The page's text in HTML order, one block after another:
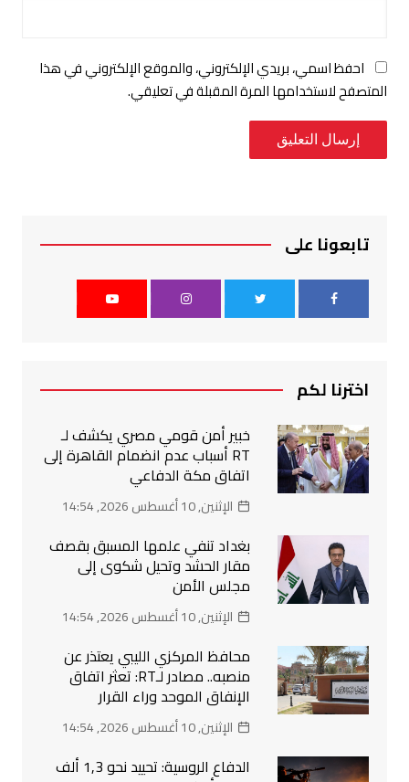
احفظ اسمي، بريدي الإلكتروني، والموقع الإلكتروني في هذا
المتصفح لاستخدامها المرة المقبلة في تعليقي.
تابعونا على
اخترنا لكم
خبير أمن قومي مصري يكشف لـ
RT أسباب عدم انضمام القاهرة إلى
اتفاق مكة الدفاعي
الإثنين, 10 أغسطس 2026, 14:54
بغداد تنفي علمها المسبق بقصف
مقار الحشد وتحيل شكوى إلى
مجلس الأمن
الإثنين, 10 أغسطس 2026, 14:54
محافظ المركزي الليبي يعتذر عن
منصبه.. مصادر لـRT: تعثر اتفاق
الإنفاق الموحد وراء القرار
الإثنين, 10 أغسطس 2026, 14:54
الدفاع الروسية: تحييد نحو 1,3 ألف